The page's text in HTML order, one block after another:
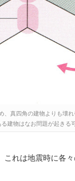
、真四角の建物よりも壊
建物はなお問題が起きる
れは地震時に各